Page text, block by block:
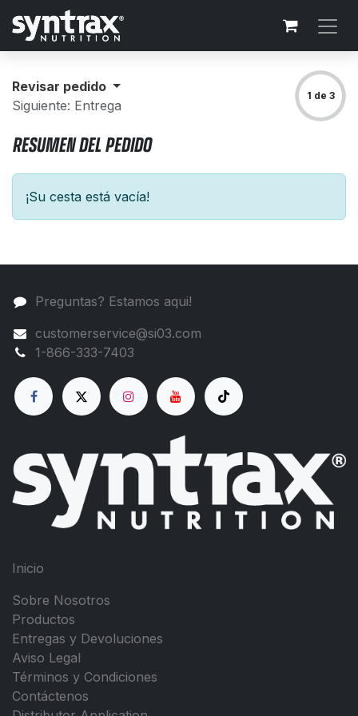
Ir al contenido
Revisar pedido
Siguiente: Entrega
1 de 3
RESUMEN DEL PEDIDO
¡Su cesta está vacía!
Preguntas? Estamos aqui!
customerservice@si03.com
1-866-333-7403
Inicio
Sobre Nosotros
Productos
Entregas y Devoluciones
Aviso Legal
Términos y Condiciones
Contáctenos